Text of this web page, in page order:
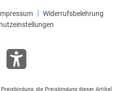
Widerrufsbelehrung
die Preisbindung dieser Artikel